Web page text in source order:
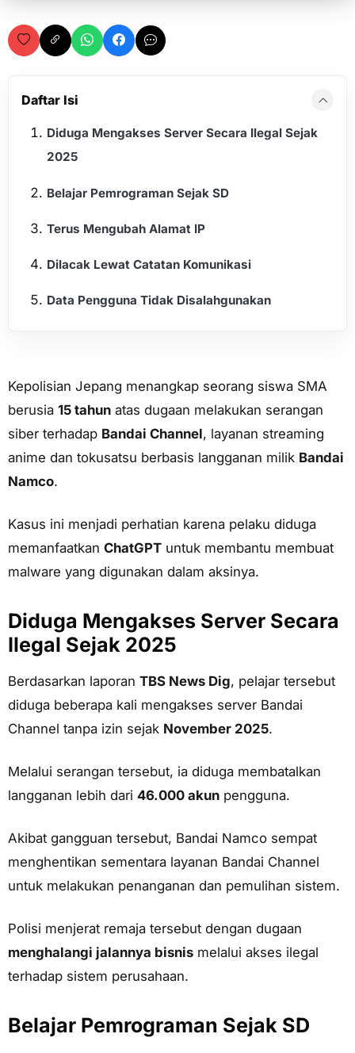
Daftar Isi
Diduga Mengakses Server Secara Ilegal Sejak
2025
Belajar Pemrograman Sejak SD
Terus Mengubah Alamat IP
Dilacak Lewat Catatan Komunikasi
Data Pengguna Tidak Disalahgunakan
Kepolisian Jepang menangkap seorang siswa SMA
berusia 15 tahun atas dugaan melakukan serangan
siber terhadap Bandai Channel, layanan streaming
anime dan tokusatsu berbasis langganan milik Bandai
Namco.
Kasus ini menjadi perhatian karena pelaku diduga
memanfaatkan ChatGPT untuk membantu membuat
malware yang digunakan dalam aksinya.
Diduga Mengakses Server Secara
Ilegal Sejak 2025
Berdasarkan laporan TBS News Dig, pelajar tersebut
diduga beberapa kali mengakses server Bandai
Channel tanpa izin sejak November 2025.
Melalui serangan tersebut, ia diduga membatalkan
langganan lebih dari 46.000 akun pengguna.
Akibat gangguan tersebut, Bandai Namco sempat
menghentikan sementara layanan Bandai Channel
untuk melakukan penanganan dan pemulihan sistem.
Polisi menjerat remaja tersebut dengan dugaan
menghalangi jalannya bisnis melalui akses ilegal
terhadap sistem perusahaan.
Belajar Pemrograman Sejak SD